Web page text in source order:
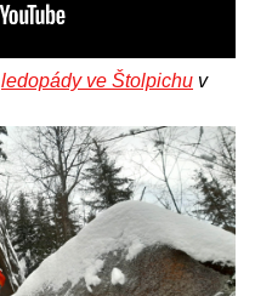
ledopády ve Štolpichu v